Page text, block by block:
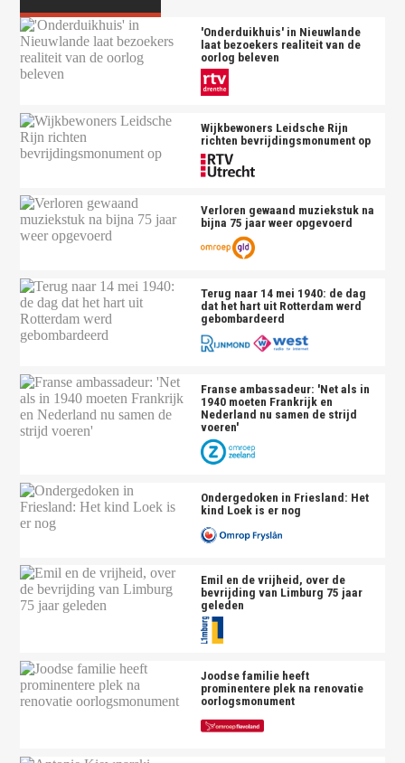
'Onderduikhuis' in Nieuwlande
laat bezoekers realiteit van de
oorlog beleven
Wijkbewoners Leidsche Rijn
richten bevrijdingsmonument op
Verloren gewaand muziekstuk na
bijna 75 jaar weer opgevoerd
Terug naar 14 mei 1940: de dag
dat het hart uit Rotterdam werd
gebombardeerd
Franse ambassadeur: 'Net als in
1940 moeten Frankrijk en
Nederland nu samen de strijd
voeren'
Ondergedoken in Friesland: Het
kind Loek is er nog
Emil en de vrijheid, over de
bevrijding van Limburg 75 jaar
geleden
Joodse familie heeft
prominentere plek na renovatie
oorlogsmonument